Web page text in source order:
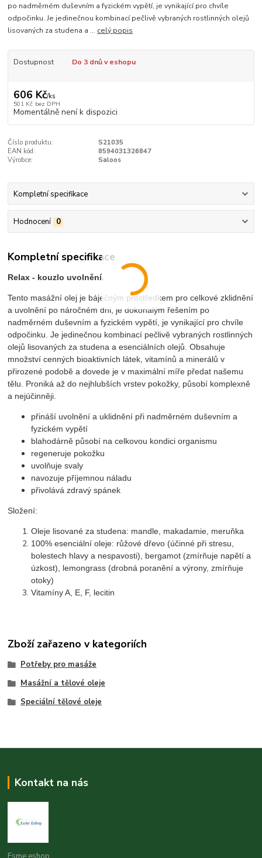
po nadměrném duševním a fyzickém vypětí, je vynikající pro chvíle
odpočinku. Je jedinečnou kombinací pečlivě vybraných rostlinných olejů
lisovaných za studena a ... celý popis
Dostupnost Do 3 dnů v eshopu
606 Kč/ks
501 Kč bez DPH
Momentálně není k dispozici
Číslo produktu:
S21035
EAN kód:
8594031326847
Výrobce:
Saloos
Kompletní specifikace
Hodnocení 0
Kompletní specifikace
Relax - kouzlo uvolnění.
Tento masážní olej je báječným prostředkem pro celkové zklidnění
a uvolnění po náročném dni, je dokonalým řešením po
nadměrném duševním a fyzickém vypětí, je vynikající pro chvíle
odpočinku. Je jedinečnou kombinací pečlivě vybraných rostlinných
olejů lisovaných za studena a esenciálních olejů. Obsahuje
množství cenných bioaktivních látek, vitamínů a minerálů v
přirozené podobě a dovede je v maximální míře předat našemu
tělu. Proniká až do nejhlubších vrstev pokožky, působí komplexně
a nejúčinněji.
přináší uvolnění a uklidnění při nadměrném duševním a
fyzickém vypětí
blahodárně působí na celkovou kondici organismu
regeneruje pokožku
uvolňuje svaly
navozuje příjemnou náladu
přivolává zdravý spánek
Složení:
Oleje lisované za studena: mandle, makadamie, meruňka
100% esenciální oleje: růžové dřevo (účinné při stresu,
bolestech hlavy a nespavosti), bergamot (zmírňuje napětí a
úzkost), lemongrass (drobná poranění a výrony, zmírňuje
otoky)
Vitamíny A, E, F, lecitin
Zboží zařazeno v kategoriích
Potřeby pro masáže
Masážní a tělové oleje
Speciální tělové oleje
Kontakt na nás